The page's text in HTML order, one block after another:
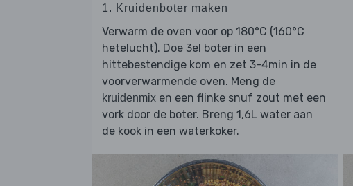
1. Kruidenboter maken
Verwarm de oven voor op 180°C (160°C
hetelucht). Doe 3el boter in een
hittebestendige kom en zet 3-4min in de
voorverwarmende oven. Meng de
kruidenmix en een flinke snuf zout met een
vork door de boter. Breng 1,6L water aan
de kook in een waterkoker.